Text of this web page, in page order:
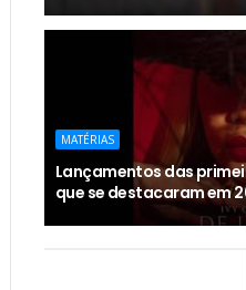
MATÉRIAS
Lançamentos das
que se destacaram em